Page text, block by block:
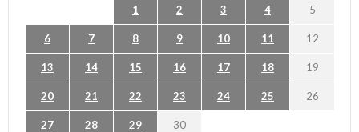
1 2 3 4 5
6 7 8 9 10 11 12
13 14 15 16 17 18 19
20 21 22 23 24 25 26
27 28 29
30